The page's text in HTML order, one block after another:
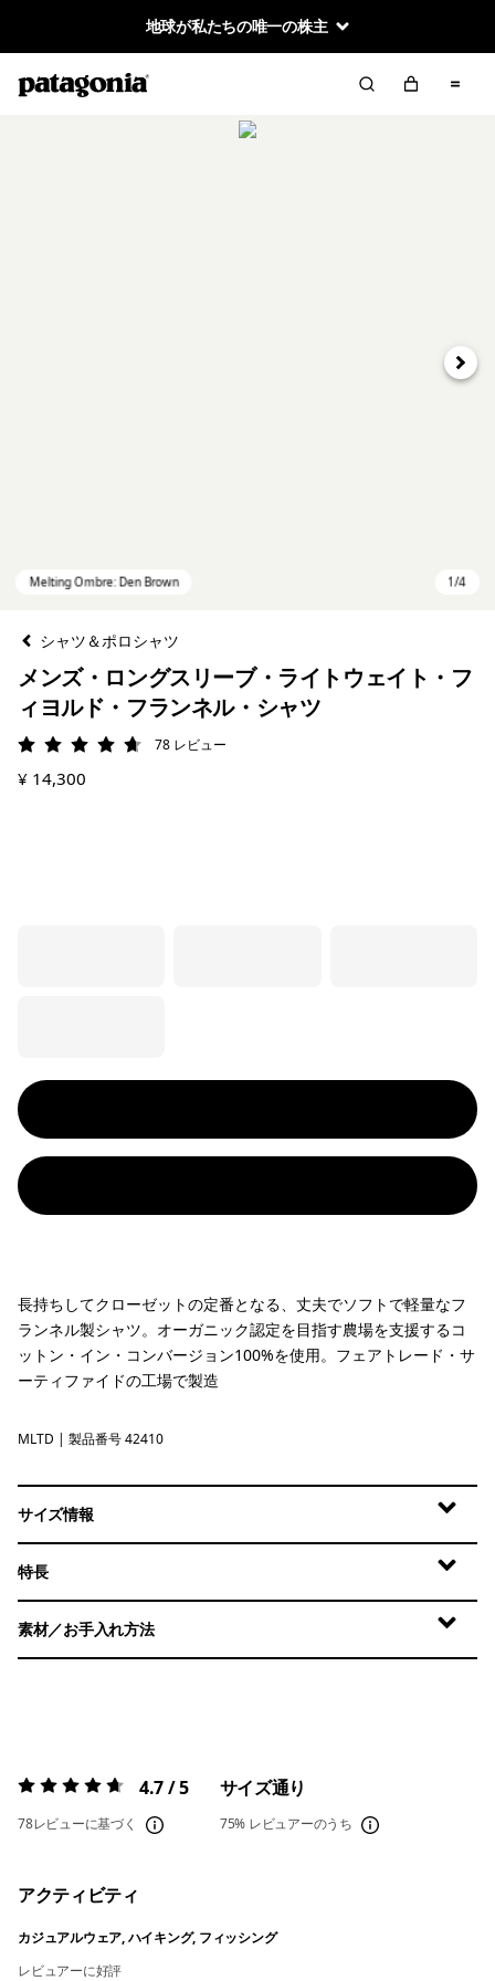
地球が私たちの唯一の株主
次へ
シャツ＆ポロシャツ
メンズ・ロングスリーブ・ライトウェイト・フ
ィヨルド・フランネル・シャツ
評価: 4.7 / 5
78 レビュー
¥ 14,300
長持ちしてクローゼットの定番となる、丈夫でソフトで軽量なフ
ランネル製シャツ。オーガニック認定を目指す農場を支援するコ
ットン・イン・コンバージョン100%を使用。フェアトレード・サ
ーティファイドの工場で製造
Melting Ombre: Den Brown
MLTD | 製品番号 42410
サイズ情報
特長
素材／お手入れ方法
評価:4.7 / 5 4.7 / 5
78レビューに基づく
サイズ通り
75% レビュアーのうち
アクティビティ
カジュアルウェア, ハイキング, フィッシング
レビュアーに好評